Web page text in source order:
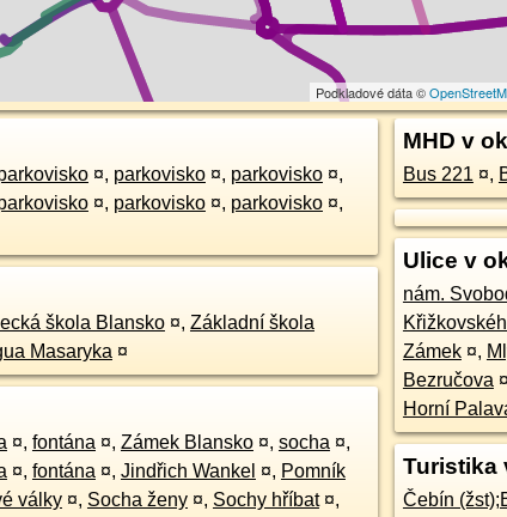
Podkladové dáta ©
¤, parkovisko ¤, parkovisko ¤,
¤, parkovisko ¤, parkovisko ¤,
škola Blansko ¤, Základní škola
Masaryka ¤
¤, fontána ¤, Zámek Blansko ¤, socha ¤,
¤, fontána ¤, Jindřich Wankel ¤, Pomník
války ¤, Socha ženy ¤, Sochy hříbat ¤,
MHD v
Bus 221 ¤,
Ulice v
nám.
Zámek ¤,
Bezručova ¤
Horní
Turistika
Čebín